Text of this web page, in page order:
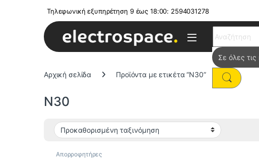
Τηλεφωνική εξυπηρέτηση 9 έως 18:00: 2594031278
Αρχική σελίδα Προϊόντα με ετικέτα “N30”
N30
Απορροφητήρες